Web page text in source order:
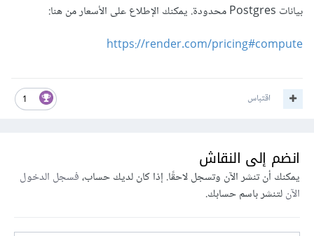
بيانات Postgres محدودة. يمكنك الإطلاع على الأسعار من هنا:
https://render.com/pricing#compute
1 اقتباس
انضم إلى النقاش
يمكنك أن تنشر الآن وتسجل لاحقًا. إذا كان لديك حساب،فسجل الدخول
الآنلتنشر باسم حسابك.